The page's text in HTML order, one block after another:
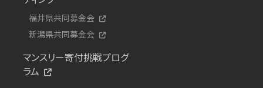
福井県共同募金会
新潟県共同募金会
マンスリー寄付挑戦プログ
ラム